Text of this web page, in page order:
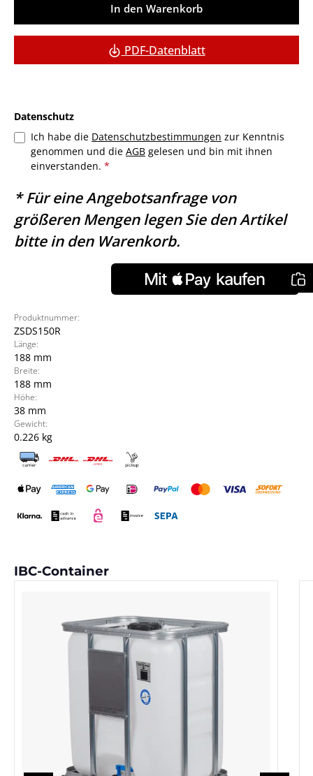
In den Warenkorb
PDF-Datenblatt
Datenschutz
Ich habe die Datenschutzbestimmungen zur Kenntnis
genommen und die AGB gelesen und bin mit ihnen
einverstanden. *
* Für eine Angebotsanfrage von
größeren Mengen legen Sie den Artikel
bitte in den Warenkorb.
Produktnummer:
ZSDS150R
Länge:
188 mm
Breite:
188 mm
Höhe:
38 mm
Gewicht:
0.226 kg
Produktgalerie überspringen
IBC-Container